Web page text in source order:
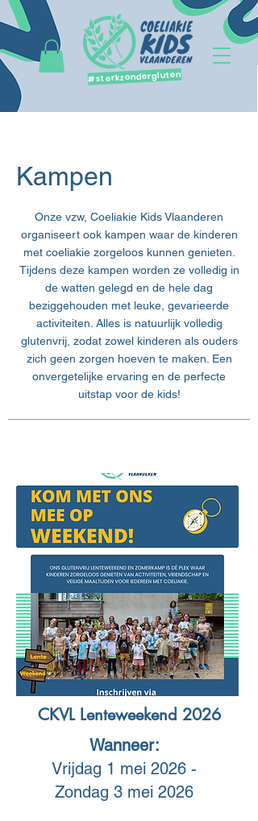
#sterkzondergluten
Kampen
Onze vzw, Coeliakie Kids Vlaanderen
organiseert ook kampen waar de kinderen
met coeliakie zorgeloos kunnen genieten.
Tijdens deze kampen worden ze volledig in
de watten gelegd en de hele dag
beziggehouden met leuke, gevarieerde
activiteiten. Alles is natuurlijk volledig
glutenvrij, zodat zowel kinderen als ouders
zich geen zorgen hoeven te maken. Een
onvergetelijke ervaring en de perfecte
uitstap voor de kids!​
CKVL Lenteweekend 2026
Wanneer:
Vrijdag 1 mei 2026 -
Zondag 3 mei 2026